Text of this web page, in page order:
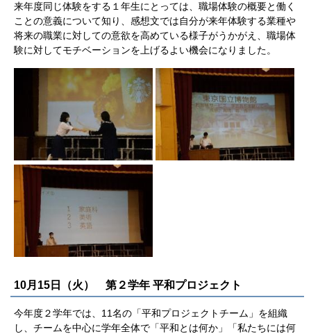
来年度同じ体験をする１年生にとっては、職場体験の概要と働く
ことの意義について知り、感想文では自分が来年体験する業種や
将来の職業に対しての意欲を高めている様子がうかがえ、職場体
験に対してモチベーションを上げるよい機会になりました。
10月15日（火） 第２学年 平和プロジェクト
今年度２学年では、11名の「平和プロジェクトチーム」を組織
し、チームを中心に学年全体で「平和とは何か」「私たちには何